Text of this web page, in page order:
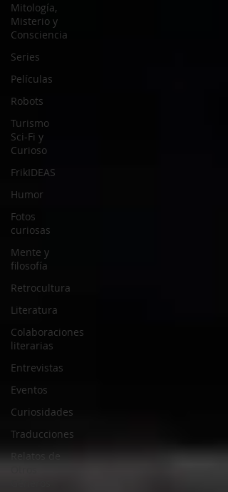
Mitología,
Misterio y
Consciencia
Series
Películas
Robots
Turismo
Sci-Fi y
Curioso
FrikIDEAS
Humor
Fotos
curiosas
Mente y
filosofía
Retrocultura
Literatura
Colaboraciones
literarias
Entrevistas
Eventos
Curiosidades
Traducciones
Relatos de